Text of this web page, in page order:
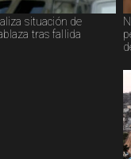
situación de
tras fallida